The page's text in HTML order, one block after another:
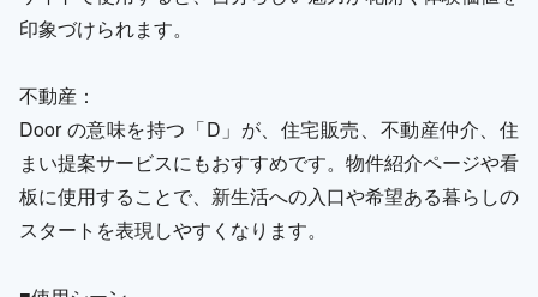
印象づけられます。
不動産：
Door の意味を持つ「D」が、住宅販売、不動産仲介、住
まい提案サービスにもおすすめです。物件紹介ページや看
板に使用することで、新生活への入口や希望ある暮らしの
スタートを表現しやすくなります。